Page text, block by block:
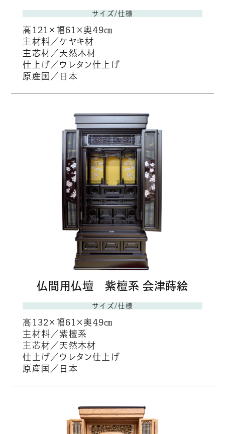
サイズ/仕様
高121×幅61×奥49㎝
主材料／ケヤキ材
主芯材／天然木材
仕上げ／ウレタン仕上げ
原産国／日本
仏間用仏壇 紫檀系 会津蒔絵
サイズ/仕様
高132×幅61×奥49㎝
主材料／紫檀系
主芯材／天然木材
仕上げ／ウレタン仕上げ
原産国／日本